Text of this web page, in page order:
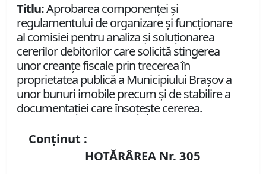
Titlu:Aprobarea componenței și
regulamentului de organizare și funcționare
al comisiei pentru analiza și soluționarea
cererilor debitorilor care solicită stingerea
unor creanțe fiscale prin trecerea în
proprietatea publică a Municipiului Brașov a
unor bunuri imobile precum și de stabilire a
documentației care însoțește cererea.
Conținut :
HOTĂRÂREA Nr. 305